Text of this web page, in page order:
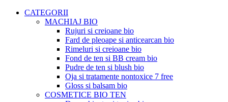
CATEGORII
MACHIAJ BIO
Rujuri si creioane bio
Fard de pleoape si anticearcan bio
Rimeluri si creioane bio
Fond de ten si BB cream bio
Pudre de ten si blush bio
Oja si tratamente nontoxice 7 free
Gloss si balsam bio
COSMETICE BIO TEN